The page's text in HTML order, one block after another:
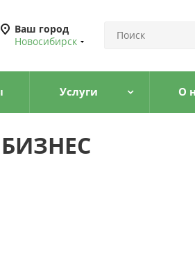
Ваш город
Новосибирск
Услуги О